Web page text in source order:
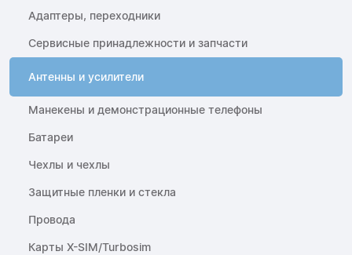
Адаптеры, переходники
Сервисные принадлежности и запчасти
Антенны и усилители
Манекены и демонстрационные телефоны
Батареи
Чехлы и чехлы
Защитные пленки и стекла
Провода
Карты X-SIM/Turbosim